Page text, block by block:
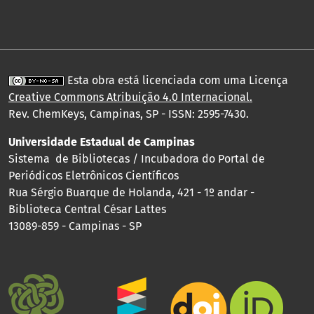
Esta obra está licenciada com uma Licença
Creative Commons Atribuição 4.0 Internacional.
Rev. ChemKeys, Campinas, SP - ISSN: 2595-7430.
Universidade Estadual de Campinas
Sistema de Bibliotecas / Incubadora do Portal de
Periódicos Eletrônicos Científicos
Rua Sérgio Buarque de Holanda, 421 - 1º andar -
Biblioteca Central César Lattes
13089-859 - Campinas - SP